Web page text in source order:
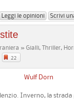
Leggi le opinioni Scrivi
» Gialli, Thriller,
22
Wulf Dorn
Inverno, la